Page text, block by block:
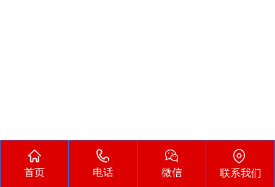
首页 电话 微信 联系我们